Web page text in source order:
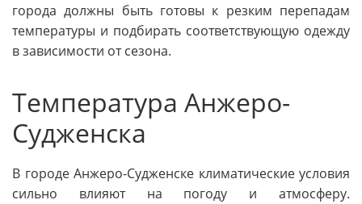
города должны быть готовы к резким перепадам
температуры и подбирать соответствующую одежду
в зависимости от сезона.
Температура Анжеро-
Судженска
В городе Анжеро-Судженске климатические условия
сильно влияют на погоду и атмосферу.